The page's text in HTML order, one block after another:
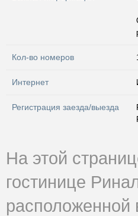
Кол-во номеров
Интернет
Регистрация заезда/выезда
На этой
гостинице
расположенной